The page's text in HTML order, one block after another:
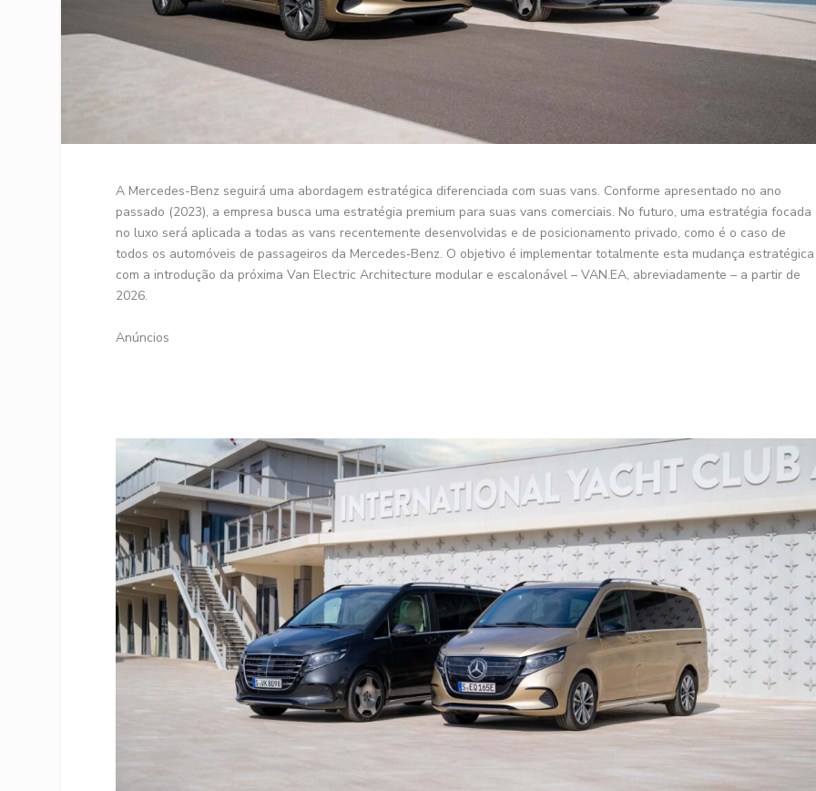
A Mercedes-Benz seguirá uma abordagem estratégica diferenciada com suas vans. Conforme apresentado no ano
passado (2023), a empresa busca uma estratégia premium para suas vans comerciais. No futuro, uma estratégia focada
no luxo será aplicada a todas as vans recentemente desenvolvidas e de posicionamento privado, como é o caso de
todos os automóveis de passageiros da Mercedes‑Benz. O objetivo é implementar totalmente esta mudança estratégica
com a introdução da próxima Van Electric Architecture modular e escalonável – VAN.EA, abreviadamente – a partir de
2026.
Anúncios